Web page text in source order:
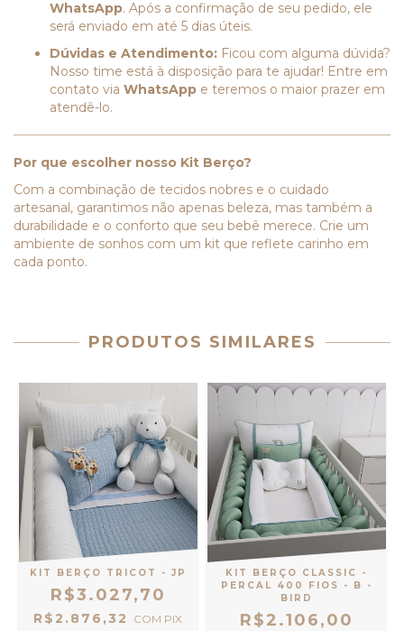
WhatsApp. Após a confirmação de seu pedido, ele
será enviado em até 5 dias úteis.
Dúvidas e Atendimento: Ficou com alguma dúvida?
Nosso time está à disposição para te ajudar! Entre em
contato via WhatsApp e teremos o maior prazer em
atendê-lo.
Por que escolher nosso Kit Berço?
Com a combinação de tecidos nobres e o cuidado
artesanal, garantimos não apenas beleza, mas também a
durabilidade e o conforto que seu bebê merece. Crie um
ambiente de sonhos com um kit que reflete carinho em
cada ponto.
PRODUTOS SIMILARES
KIT BERÇO TRICOT - JP
R$3.027,70
R$2.876,32 COM PIX
KIT BERÇO CLASSIC -
PERCAL 400 FIOS - B -
BIRD
R$2.106,00